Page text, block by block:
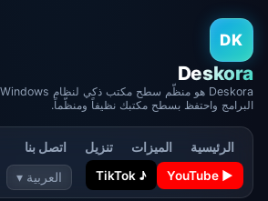
DK
Deskora
البرامج واحتفظ بسطح مكتبك نظيفاً ومنظّماً.
الرئيسية الميزات تنزيل
اتصل بنا
▶ YouTube
♪ TikTok العربية ▾